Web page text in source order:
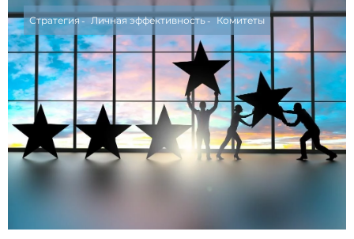
Стратегия Личная эффективность Комитеты